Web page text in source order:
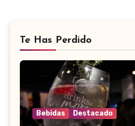
Te Has Perdido
Bebidas Destacado